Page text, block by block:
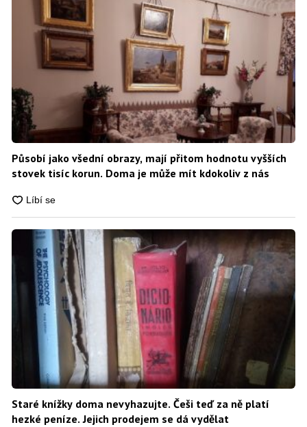
Působí jako všední obrazy, mají přitom hodnotu vyšších
stovek tisíc korun. Doma je může mít kdokoliv z nás
Staré knížky doma nevyhazujte. Češi teď za ně platí
hezké peníze. Jejich prodejem se dá vydělat